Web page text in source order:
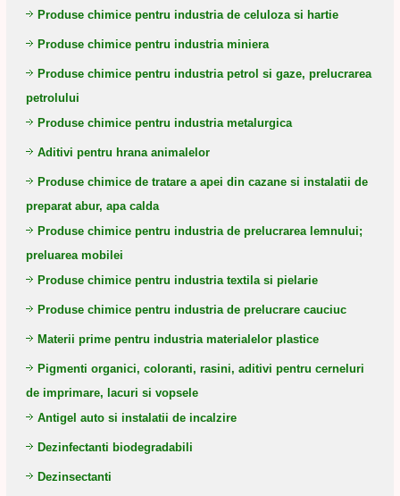
Produse chimice pentru industria de celuloza si hartie
Produse chimice pentru industria miniera
Produse chimice pentru industria petrol si gaze, prelucrarea
petrolului
Produse chimice pentru industria metalurgica
Aditivi pentru hrana animalelor
Produse chimice de tratare a apei din cazane si instalatii de
preparat abur, apa calda
Produse chimice pentru industria de prelucrarea lemnului;
preluarea mobilei
Produse chimice pentru industria textila si pielarie
Produse chimice pentru industria de prelucrare cauciuc
Materii prime pentru industria materialelor plastice
Pigmenti organici, coloranti, rasini, aditivi pentru cerneluri
de imprimare, lacuri si vopsele
Antigel auto si instalatii de incalzire
Dezinfectanti biodegradabili
Dezinsectanti